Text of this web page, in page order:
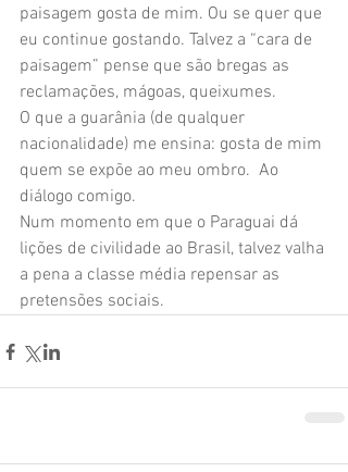
paisagem gosta de mim. Ou se quer que
eu continue gostando. Talvez a “cara de
paisagem” pense que são bregas as
reclamações, mágoas, queixumes.
O que a guarânia (de qualquer
nacionalidade) me ensina: gosta de mim
quem se expõe ao meu ombro.  Ao
diálogo comigo.
Num momento em que o Paraguai dá
lições de civilidade ao Brasil, talvez valha
a pena a classe média repensar as
pretensões sociais.